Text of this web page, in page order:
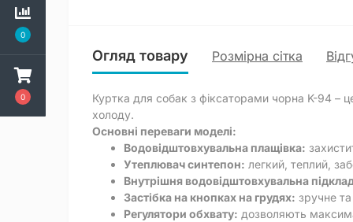
0
0
Огляд товару Розмірна сітка
Куртка для собак з фіксаторами чорна K-94 –
холоду.
Основні переваги моделі:
Водовідштовхувальна плащівка:
Утеплювач синтепон: легкий, теплий,
Внутрішня водовідштовхувальна
Застібка на кнопках на грудях: зручне
Регулятори обхвату: дозволяють